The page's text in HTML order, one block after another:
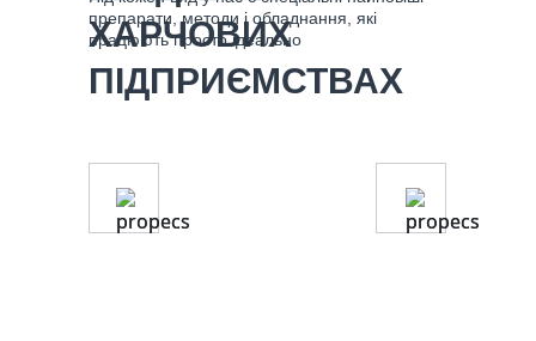
ХАРЧОВИХ
ПІДПРИЄМСТВАХ
препарати, методи і обладнання, які
працюють просто ідеально